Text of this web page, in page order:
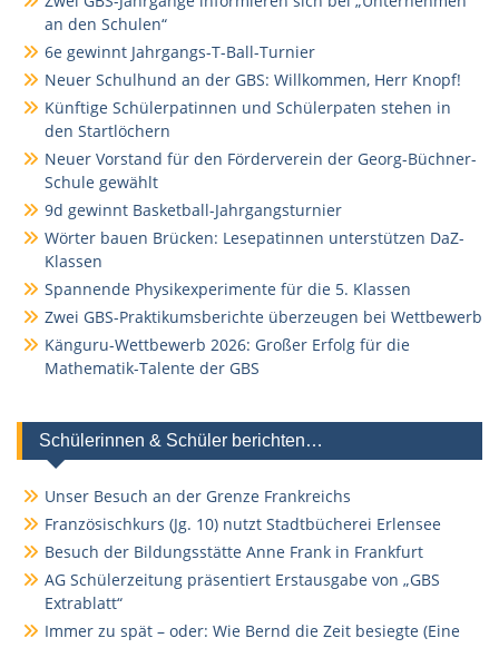
an den Schulen“
6e gewinnt Jahrgangs-T-Ball-Turnier
Neuer Schulhund an der GBS: Willkommen, Herr Knopf!
Künftige Schülerpatinnen und Schülerpaten stehen in
den Startlöchern
Neuer Vorstand für den Förderverein der Georg-Büchner-
Schule gewählt
9d gewinnt Basketball-Jahrgangsturnier
Wörter bauen Brücken: Lesepatinnen unterstützen DaZ-
Klassen
Spannende Physikexperimente für die 5. Klassen
Zwei GBS-Praktikumsberichte überzeugen bei Wettbewerb
Känguru-Wettbewerb 2026: Großer Erfolg für die
Mathematik-Talente der GBS
Schülerinnen & Schüler berichten…
Unser Besuch an der Grenze Frankreichs
Französischkurs (Jg. 10) nutzt Stadtbücherei Erlensee
Besuch der Bildungsstätte Anne Frank in Frankfurt
AG Schülerzeitung präsentiert Erstausgabe von „GBS
Extrablatt“
Immer zu spät – oder: Wie Bernd die Zeit besiegte (Eine